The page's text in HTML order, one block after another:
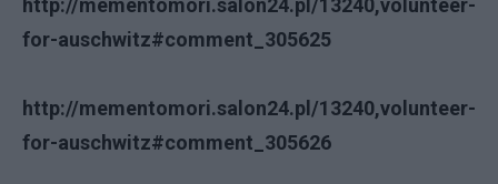
http://mementomori.salon24.pl/13240,volunteer-
for-auschwitz#comment_305625
http://mementomori.salon24.pl/13240,volunteer-
for-auschwitz#comment_305626